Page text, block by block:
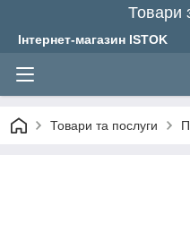
Товари
Інтернет-магазин ISTOK
Товари та послуги